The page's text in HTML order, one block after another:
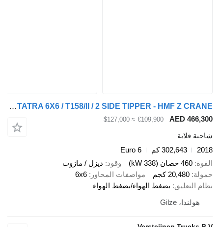
DAF TATRA 6X6 / T158/II / 2 SIDE TIPPER - HMF Z CRANE
AED
€109,900
≈ $127,000
قلابة
302,643 كم
Euro 6
460 حصان (338 kW) وقود
ديزل / مازوت
20,480 كجم مواصفات المحاور 6x6
التعليق بضغط الهواء/بضغط الهواء
هولندا، Gilze